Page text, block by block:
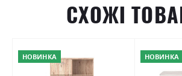
СХОЖІ
НОВИНКА НОВИНКА